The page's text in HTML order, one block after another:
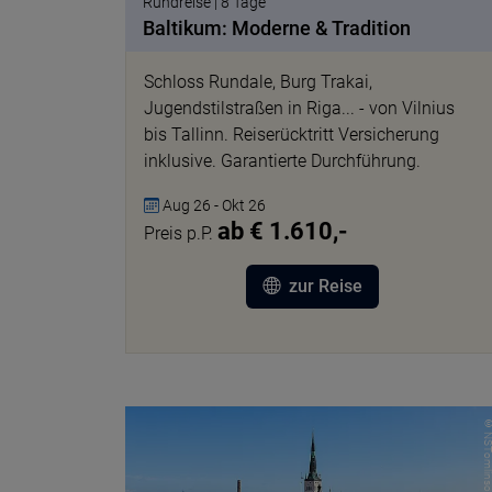
Baltikum: Moderne & Tradition
Schloss Rundale, Burg Trakai,
Jugendstilstraßen in Riga... - von Vilnius
bis Tallinn. Reiserücktritt Versicherung
inklusive. Garantierte Durchführung.
Aug 26 - Okt 26
Preis p.P. ab € 1.610,-
zur Reise